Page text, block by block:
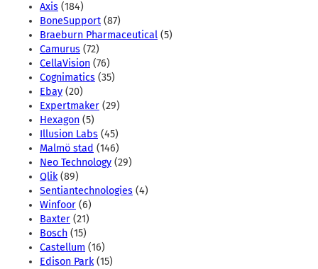
Axis (184)
BoneSupport (87)
Braeburn Pharmaceutical (5)
Camurus (72)
CellaVision (76)
Cognimatics (35)
Ebay (20)
Expertmaker (29)
Hexagon (5)
Illusion Labs (45)
Malmö stad (146)
Neo Technology (29)
Qlik(89)
Sentiantechnologies (4)
Winfoor (6)
Baxter (21)
Bosch (15)
Castellum (16)
Edison Park(15)